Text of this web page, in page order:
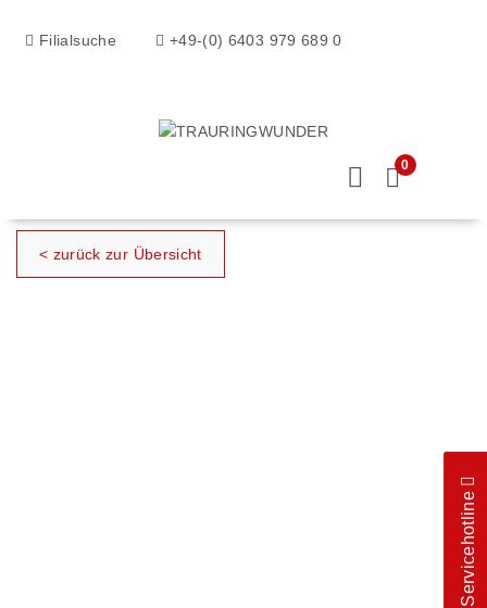
Filialsuche +49-(0) 6403 979 689 0
0
< zurück zur Übersicht
Servicehotline